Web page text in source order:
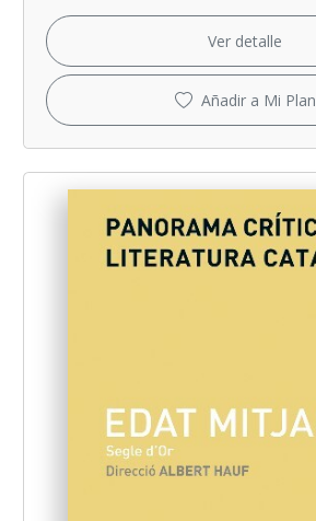
Ver detalle
Añadir a Mi Plan